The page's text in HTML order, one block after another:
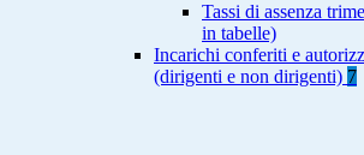
Tassi di assenza
in tabelle)
Incarichi conferiti e
(dirigenti e non dirigenti) 7